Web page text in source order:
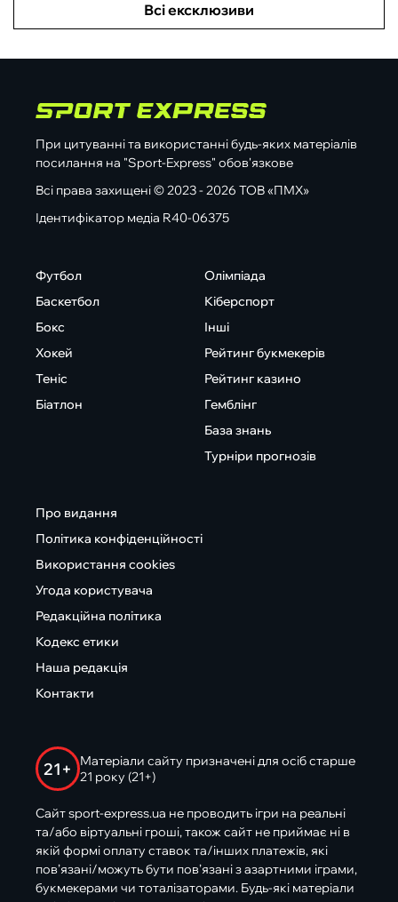
Всі ексклюзиви
При цитуванні та використанні будь-яких матеріалів
посилання на "Sport-Express" обов'язкове
Всі права захищені © 2023 - 2026 ТОВ «ПМХ»
Ідентифікатор медіа R40-06375
Футбол
Баскетбол
Бокс
Хокей
Теніс
Біатлон
Олімпіада
Кіберспорт
Інші
Рейтинг букмекерів
Рейтинг казино
Гемблінг
База знань
Турніри прогнозів
Про видання
Політика конфіденційності
Використання cookies
Угода користувача
Редакційна політика
Кодекс етики
Наша редакція
Контакти
21+
Матеріали сайту призначені для осіб старше
21 року (21+)
Сайт sport-express.ua не проводить ігри на реальні
та/або віртуальні гроші, також сайт не приймає ні в
якій формі оплату ставок та/інших платежів, які
пов’язані/можуть бути пов’язані з азартними іграми,
букмекерами чи тоталізаторами. Будь-які матеріали